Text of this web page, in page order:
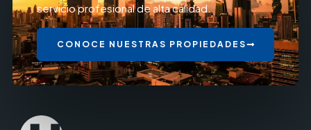
servicio profesional de alta calidad.
CONOCE NUESTRAS PROPIEDADES